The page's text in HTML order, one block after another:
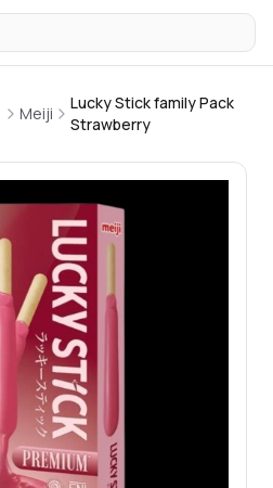
Meiji
Lucky Stick family Pack
Strawberry